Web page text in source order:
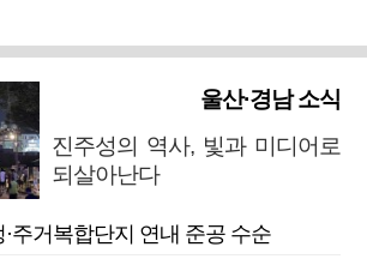
울산·경남 소식
진주성의 역사, 빛과 미디어로
되살아난다
주거복합단지 연내 준공 수순